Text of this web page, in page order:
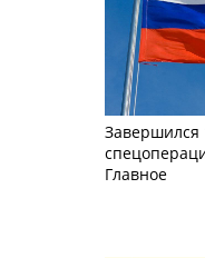
Завершился
Главное